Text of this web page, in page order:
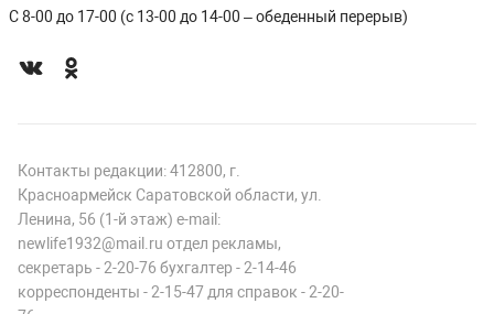
С 8-00 до 17-00 (с 13-00 до 14-00 – обеденный перерыв)
Контакты редакции: 412800, г.
Красноармейск Саратовской области, ул.
Ленина, 56 (1-й этаж) e-mail:
newlife1932@mail.ru отдел рекламы,
секретарь - 2-20-76 бухгалтер - 2-14-46
корреспонденты - 2-15-47 для справок - 2-20-